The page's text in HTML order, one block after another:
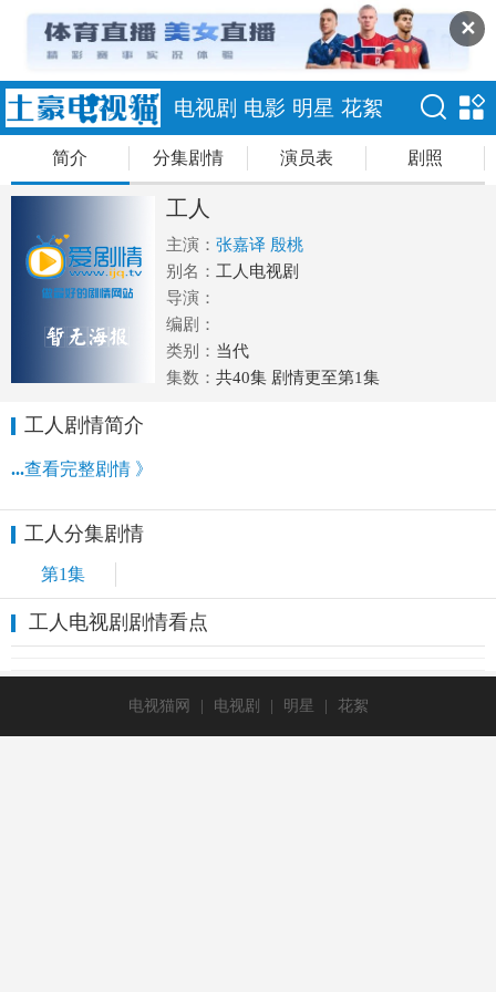
✕
电视剧 电影 明星 花絮
简介 分集剧情 演员表 剧照
工人
主演： 张嘉译 殷桃
别名： 工人电视剧
导演：
编剧：
类别： 当代
集数： 共40集 剧情更至第1集
工人剧情简介
...查看完整剧情 》
工人分集剧情
第1集
工人电视剧剧情看点
电视猫网 | 电视剧 | 明星 | 花絮